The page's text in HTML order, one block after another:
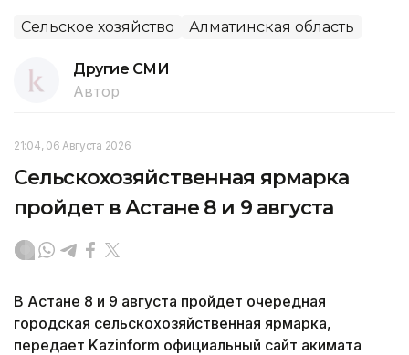
Сельское хозяйство Алматинская область
Другие СМИ
Автор
21:04, 06 Августа 2026
Сельскохозяйственная ярмарка
пройдет в Астане 8 и 9 августа
В Астане 8 и 9 августа пройдет очередная
городская сельскохозяйственная ярмарка,
передает Kazinform официальный сайт акимата